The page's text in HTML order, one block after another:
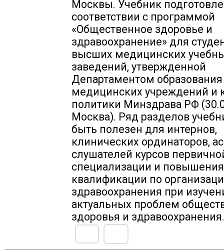
Москвы. Учебник
соответствии с программой
«Общественное здоровье и
здравоохранение» для
высших медицинских
заведений, утвержденной
Департаментом образования
медицинских учреждений и
политики Минздрава РФ
Москва). Ряд разделов
быть полезен для интернов,
клинических ординаторов,
слушателей курсов
специализации и повышения
квалификации по
здравоохранения при
актуальных проблем
здоровья и здравоохранения.